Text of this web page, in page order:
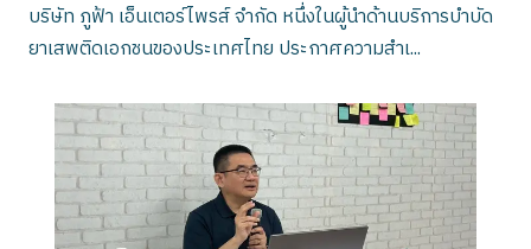
บริษัท ภูฟ้า เอ็นเตอร์ไพรส์ จำกัด หนึ่งในผู้นำด้านบริการบำบัด
ยาเสพติดเอกชนของประเทศไทย ประกาศความสำเ...